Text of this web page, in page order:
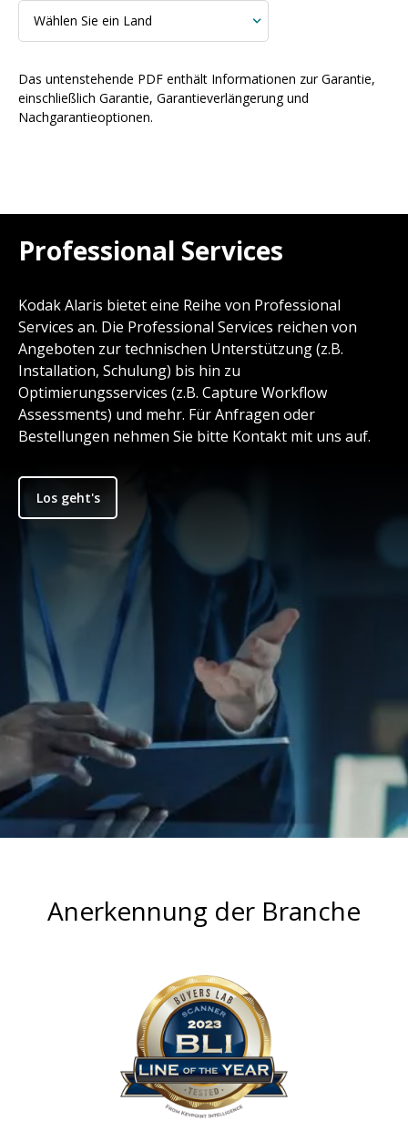
Das untenstehende PDF enthält Informationen zur Garantie,
einschließlich Garantie, Garantieverlängerung und
Nachgarantieoptionen.
Professional Services
Kodak Alaris bietet eine Reihe von Professional
Services an. Die Professional Services reichen von
Angeboten zur technischen Unterstützung (z.B.
Installation, Schulung) bis hin zu
Optimierungsservices (z.B. Capture Workflow
Assessments) und mehr. Für Anfragen oder
Bestellungen nehmen Sie bitte Kontakt mit uns auf.
Los geht's
Anerkennung der Branche